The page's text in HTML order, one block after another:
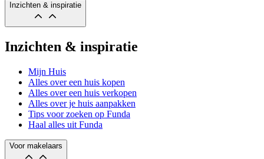
Inzichten & inspiratie
Inzichten & inspiratie
Mijn Huis
Alles over een huis kopen
Alles over een huis verkopen
Alles over je huis aanpakken
Tips voor zoeken op Funda
Haal alles uit Funda
Voor makelaars